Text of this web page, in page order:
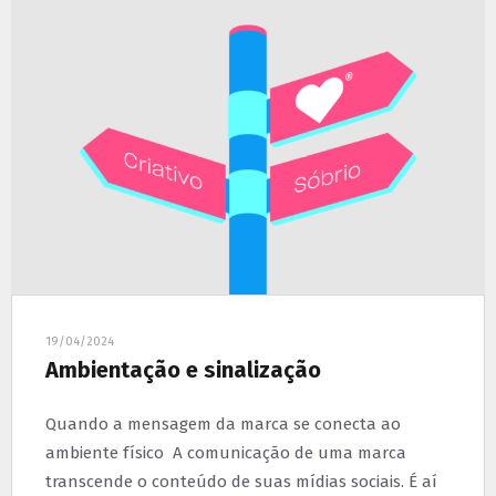
19/04/2024
Ambientação e sinalização
Quando a mensagem da marca se conecta ao
ambiente físico A comunicação de uma marca
transcende o conteúdo de suas mídias sociais. É aí